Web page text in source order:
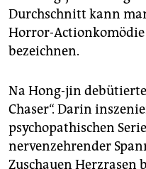
Durchschnitt kann
Horror-
bezeichnen.
Na Hong-jin
Chaser“. Darin
psychopathischen
nervenzehrender
Zuschauen Herzrasen